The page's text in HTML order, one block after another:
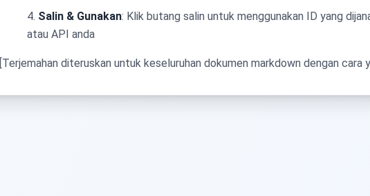
Salin & Gunakan: Klik butang salin untuk menggunakan ID yang
atau API anda
[Terjemahan diteruskan untuk keseluruhan dokumen markdown dengan cara